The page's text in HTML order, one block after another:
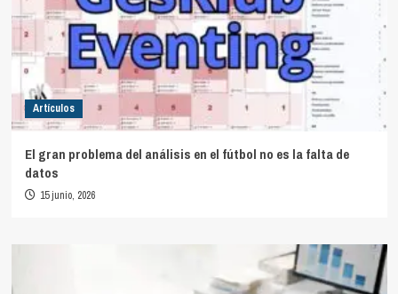
Artículos
El gran problema del análisis en el fútbol no es la falta de
datos
15 junio, 2026